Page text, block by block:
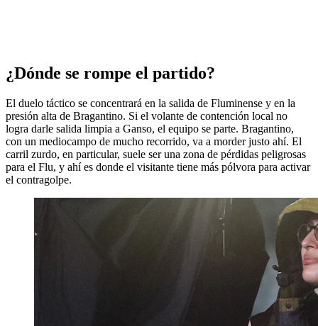
¿Dónde se rompe el partido?
El duelo táctico se concentrará en la salida de Fluminense y en la
presión alta de Bragantino. Si el volante de contención local no
logra darle salida limpia a Ganso, el equipo se parte. Bragantino,
con un mediocampo de mucho recorrido, va a morder justo ahí. El
carril zurdo, en particular, suele ser una zona de pérdidas peligrosas
para el Flu, y ahí es donde el visitante tiene más pólvora para activar
el contragolpe.